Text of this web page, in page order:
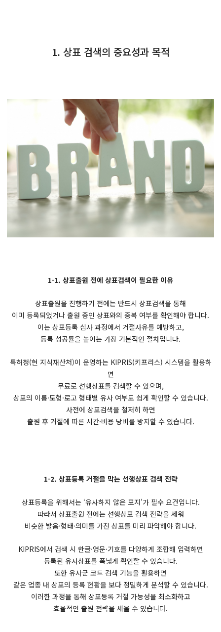
1. 상표 검색의 중요성과 목적
1-1. 상표출원 전에 상표검색이 필요한 이유
상표출원을 진행하기 전에는 반드시 상표검색을 통해
이미 등록되었거나 출원 중인 상표와의 중복 여부를 확인해야 합니다.
이는 상표등록 심사 과정에서 거절사유를 예방하고,
등록 성공률을 높이는 가장 기본적인 절차입니다.
특허청(현 지식재산처)이 운영하는 KIPRIS(키프리스) 시스템을 활용하
면
무료로 선행상표를 검색할 수 있으며,
상표의 이름·도형·로고 형태별 유사 여부도 쉽게 확인할 수 있습니다.
사전에 상표검색을 철저히 하면
출원 후 거절에 따른 시간·비용 낭비를 방지할 수 있습니다.
1-2. 상표등록 거절을 막는 선행상표 검색 전략
상표등록을 위해서는 ‘유사하지 않은 표지’가 필수 요건입니다.
따라서 상표출원 전에는 선행상표 검색 전략을 세워
비슷한 발음·형태·의미를 가진 상표를 미리 파악해야 합니다.
KIPRIS에서 검색 시 한글·영문·기호를 다양하게 조합해 입력하면
등록된 유사상표를 폭넓게 확인할 수 있습니다.
또한 유사군 코드 검색 기능을 활용하면
같은 업종 내 상표의 등록 현황을 보다 정밀하게 분석할 수 있습니다.
이러한 과정을 통해 상표등록 거절 가능성을 최소화하고
효율적인 출원 전략을 세울 수 있습니다.